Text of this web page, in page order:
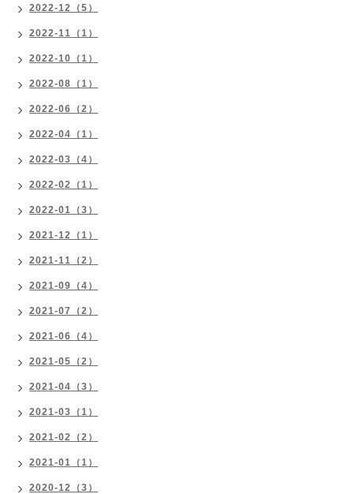
2022-12（5）
2022-11（1）
2022-10（1）
2022-08（1）
2022-06（2）
2022-04（1）
2022-03（4）
2022-02（1）
2022-01（3）
2021-12（1）
2021-11（2）
2021-09（4）
2021-07（2）
2021-06（4）
2021-05（2）
2021-04（3）
2021-03（1）
2021-02（2）
2021-01（1）
2020-12（3）